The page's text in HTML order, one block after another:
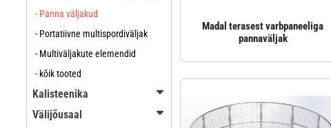
- Panna väljakud
- Portatiivne multispordiväljak
- Multiväljakute elemendid
- kõik tooted
Kalisteenika
Välijõusaal
Madal terasest varbpaneeliga
pannaväljak